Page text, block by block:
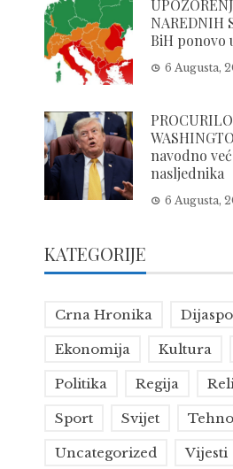
NAREDNIH
BiH ponovo
6 Augusta,
navodno
nasljednika
6 Augusta,
KATEGORIJE
Crna Hronika
Ekonomija Kultura
Politika Regija
Sport Svijet
Uncategorized Vijesti